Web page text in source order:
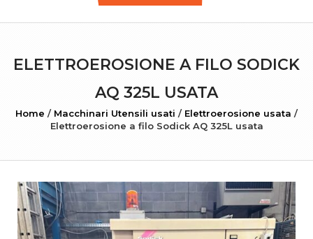
ELETTROEROSIONE A FILO SODICK
AQ 325L USATA
Home / Macchinari Utensili usati / Elettroerosione usata /
Elettroerosione a filo Sodick AQ 325L usata